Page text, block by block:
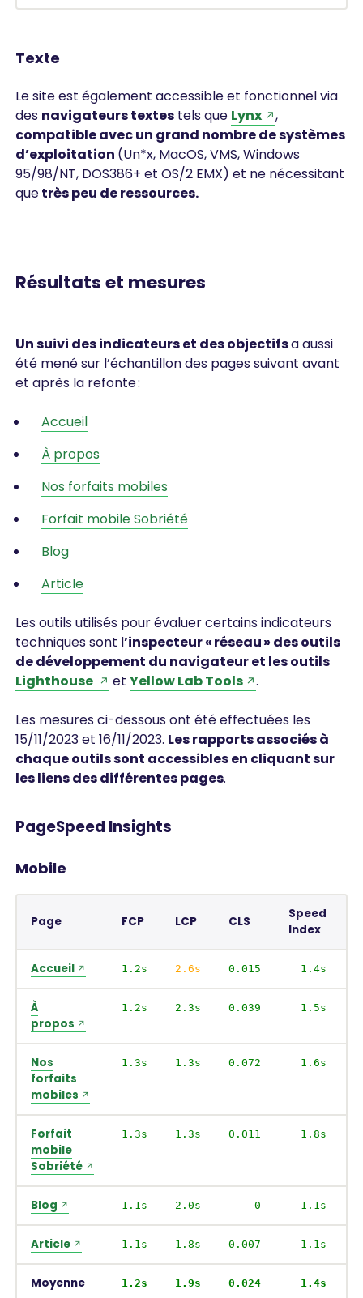
Texte
Le site est également accessible et fonctionnel via
des navigateurs textes tels que Lynx
,
compatible avec un grand nombre de systèmes
d’exploitation (Un*x, MacOS, VMS, Windows
95/98/NT, DOS386+ et OS/2 EMX) et ne nécessitant
quetrès peu de ressources.
Résultats et mesures
Un suivi des indicateurs et des objectifsa aussi
été mené sur l’échantillon des pages suivant avant
et après la refonte :
Accueil
À propos
Nos forfaits mobiles
Forfait mobile Sobriété
Blog
Article
Les outils utilisés pour évaluer certains indicateurs
techniques sont l’inspecteur « réseau » des outils
de développement du navigateur et les outils
Lighthouse
et Yellow Lab Tools .
Les mesures ci-dessous ont été effectuées les
15/11/2023 et 16/11/2023. Les rapports associés à
chaque outils sont accessibles en cliquant sur
les liens des différentes pages.
PageSpeed Insights
Mobile
Page FCP LCP CLS
Speed
Index
Accueil 1.2s 2.6s 0.015 1.4s
À
propos
1.2s 2.3s 0.039 1.5s
Nos
forfaits
mobiles
1.3s 1.3s 0.072 1.6s
Forfait
mobile
Sobriété
1.3s 1.3s 0.011 1.8s
Blog 1.1s 2.0s 0 1.1s
Article 1.1s 1.8s 0.007 1.1s
Moyenne 1.2s 1.9s 0.024 1.4s